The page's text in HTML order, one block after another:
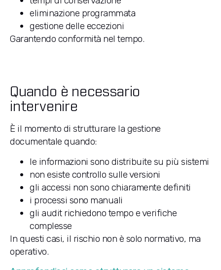
eliminazione programmata
gestione delle eccezioni
Garantendo conformità nel tempo.
Quando è necessario
intervenire
È il momento di strutturare la gestione
documentale quando:
le informazioni sono distribuite su più sistemi
non esiste controllo sulle versioni
gli accessi non sono chiaramente definiti
i processi sono manuali
gli audit richiedono tempo e verifiche
complesse
In questi casi, il rischio non è solo normativo, ma
operativo.